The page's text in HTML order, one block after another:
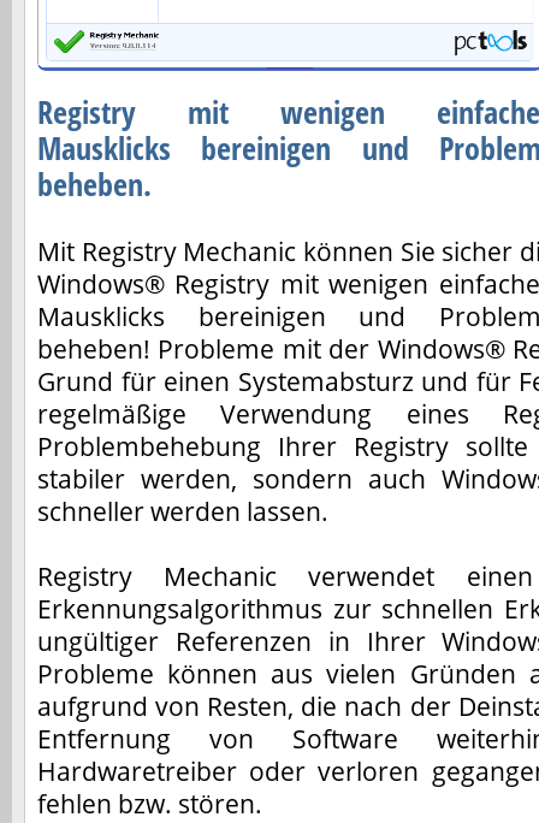
Registry mit wenigen
Mausklicks bereinigen und
beheben.
Mit Registry Mechanic können Sie sicher
Windows® Registry mit wenigen
Mausklicks bereinigen und
beheben! Probleme mit der Windows®
Grund für einen Systemabsturz und für
regelmäßige Verwendung eines
Problembehebung Ihrer Registry
stabiler werden, sondern auch
schneller werden lassen.
Registry Mechanic verwendet einen
Erkennungsalgorithmus zur schnellen
ungültiger Referenzen in Ihrer
Probleme können aus vielen Gründen
aufgrund von Resten, die nach der
Entfernung von Software
Hardwaretreiber oder verloren
fehlen bzw. stören.